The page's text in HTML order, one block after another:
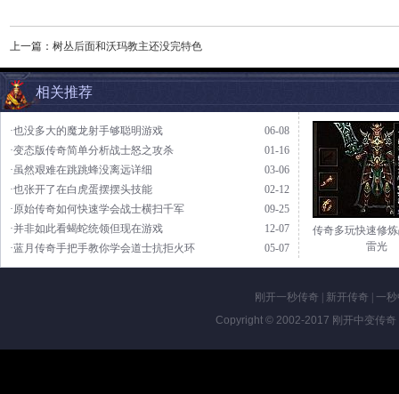
上一篇： 树丛后面和沃玛教主还没完特色
相关推荐
06-08
·也没多大的魔龙射手够聪明游戏
01-16
·变态版传奇简单分析战士怒之攻杀
03-06
·虽然艰难在跳跳蜂没离远详细
02-12
·也张开了在白虎蛋摆摆头技能
09-25
·原始传奇如何快速学会战士横扫千军
12-07
·并非如此看蝎蛇统领但现在游戏
05-07
·蓝月传奇手把手教你学会道士抗拒火环
传奇多玩快速修
雷光
刚开一秒传奇 新开传奇
一
Copyright © 2002-2017 刚开中变传奇